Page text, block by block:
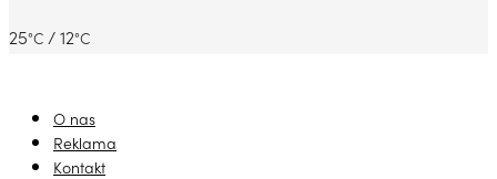
25°C / 12°C
O nas
Reklama
Kontakt